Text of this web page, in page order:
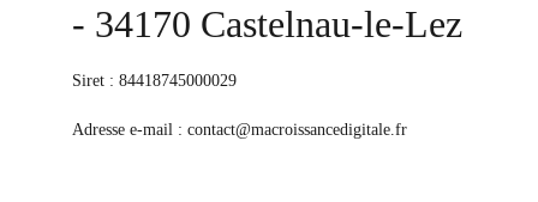
- 34170 Castelnau-le-Lez
Siret : 84418745000029
Adresse e-mail : contact@macroissancedigitale.fr